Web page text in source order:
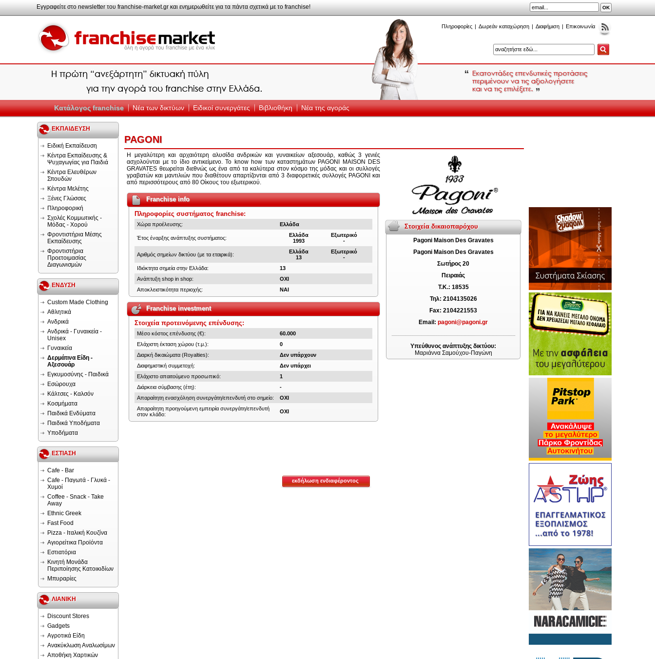
Πληροφορίες | Δωρεάν καταχώρηση | Διαφήμιση | Επικοινωνία
Κατάλογος franchise Νέα των δικτύων Ειδικοί συνεργάτες Βιβλιοθήκη Νέα της αγοράς
ΕΚΠΑΙΔΕΥΣΗ
Ειδική Εκπαίδευση
Κέντρα Εκπαίδευσης &
Ψυχαγωγίας για Παιδιά
Κέντρα Ελευθέρων
Σπουδών
Κέντρα Μελέτης
Ξένες Γλώσσες
Πληροφορική
Σχολές Κομμωτικής -
Μόδας - Χορού
Φροντιστήρια Μέσης
Εκπαίδευσης
Φροντιστήρια
Προετοιμασίας
Διαγωνισμών
ΕΝΔΥΣΗ
Custom Made Clothing
Αθλητικά
Ανδρικά
Ανδρικά - Γυναικεία -
Unisex
Γυναικεία
Δερμάτινα Είδη -
Αξεσουάρ
Εγκυμοσύνης - Παιδικά
Εσώρουχα
Κάλτσες - Καλσόν
Κοσμήματα
Παιδικά Ενδύματα
Παιδικά Υποδήματα
Υποδήματα
ΕΣΤΙΑΣΗ
Cafe - Bar
Cafe - Παγωτά - Γλυκά -
Χυμοί
Coffee - Snack - Take
Away
Ethnic Greek
Fast Food
Pizza - Ιταλική Κουζίνα
Αγιορείτικα Προϊόντα
Εστιατόρια
Κινητή Μονάδα
Περιποίησης Κατοικιδίων
Μπυραρίες
ΛΙΑΝΙΚΗ
Discount Stores
Gadgets
Αγροτικά Είδη
Ανακύκλωση Αναλωσίμων
Αποθήκη Χαρτικών
PAGONI
Η μεγαλύτερη και αρχαιότερη αλυσίδα ανδρικών και γυναικείων αξεσουάρ, καθώς 3 γενιές
ασχολούνται με το ίδιο αντικείμενο. Το know how των καταστημάτων PAGONI MAISON DES
GRAVATES θεωρείται διεθνώς ως ένα από τα καλύτερα στον κόσμο της μόδας και οι συλλογές
γραβατών και μαντιλιών που διαθέτουν απαρτίζονται από 3 διαφορετικές συλλογές PAGONI και
από περισσότερους από 80 Οίκους του εξωτερικού.
Franchise info
Πληροφορίες συστήματος franchise:
Χώρα προέλευσης: Ελλάδα
Έτος έναρξης ανάπτυξης συστήματος: Ελλάδα
Εξωτερικό
1993
-
Αριθμός σημείων δικτύου (με τα εταιρικά): Ελλάδα
Εξωτερικό
13
-
Ιδιόκτητα σημεία στην Ελλάδα:
13
Ανάπτυξη shop in shop:
ΟΧΙ
Αποκλειστικότητα περιοχής:
ΝΑΙ
Franchise investment
Στοιχεία προτεινόμενης επένδυσης:
Μέσο κόστος επένδυσης (€):
60.000
Ελάχιστη έκταση χώρου (τ.μ.):
0
Διαρκή δικαιώματα (Royalties):
Δεν υπάρχουν
Διαφημιστική συμμετοχή:
Δεν υπάρχει
Ελάχιστο απαιτούμενο προσωπικό:
1
Διάρκεια σύμβασης (έτη):
-
Απαραίτητη ενασχόληση συνεργάτη/επενδυτή στο σημείο:
ΟΧΙ
Απαραίτητη προηγούμενη εμπειρία συνεργάτη/επενδυτή
στον κλάδο:
ΟΧΙ
Στοιχεία δικαιοπαρόχου
Pagoni Maison Des Gravates
Pagoni Maison Des Gravates
Σωτήρος 20
Πειραιάς
T.K.: 18535
Τηλ: 2104135026
Fax: 2104221553
Email:pagoni@pagoni.gr
Υπεύθυνος ανάπτυξης δικτύου:
Μαριάννα Σαμούχου-Παγώνη
εκδήλωση ενδιαφέροντος
Εγγραφείτε στο newsletter του franchise-market.gr και ενημερωθείτε για τα πάντα σχετικά με το franchise!